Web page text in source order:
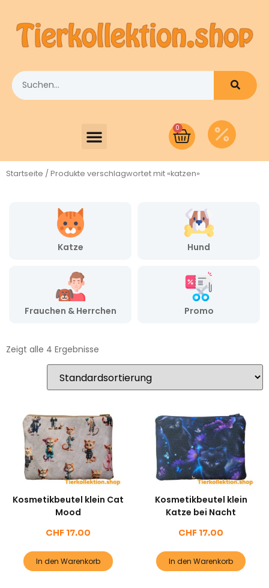
0
Startseite / Produkte verschlagwortet mit «katzen»
Katze Hund
Frauchen & Herrchen Promo
Zeigt alle 4 Ergebnisse
Kosmetikbeutel klein Cat
Mood
CHF 17.00
In den Warenkorb
Kosmetikbeutel klein
Katze bei Nacht
CHF 17.00
In den Warenkorb